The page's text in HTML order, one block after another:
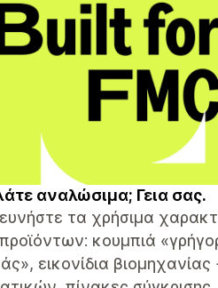
αναλώσιμα; Γεια σας.
τα χρήσιμα
κουμπιά
εικονίδια βιομηχανίας